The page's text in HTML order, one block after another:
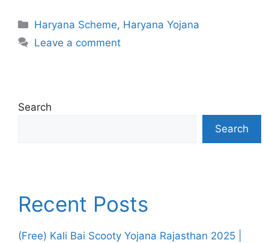
Categories
Haryana Scheme, Haryana Yojana
Leave a comment
Search
Search
Recent Posts
(Free) Kali Bai Scooty Yojana Rajasthan 2025 |